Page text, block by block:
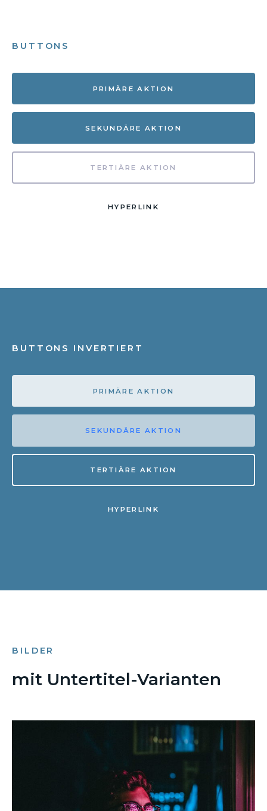
BUTTONS
PRIMÄRE AKTION
SEKUNDÄRE AKTION
TERTIÄRE AKTION
HYPERLINK
BUTTONS INVERTIERT
PRIMÄRE AKTION
SEKUNDÄRE AKTION
TERTIÄRE AKTION
HYPERLINK
BILDER
mit Untertitel-Varianten